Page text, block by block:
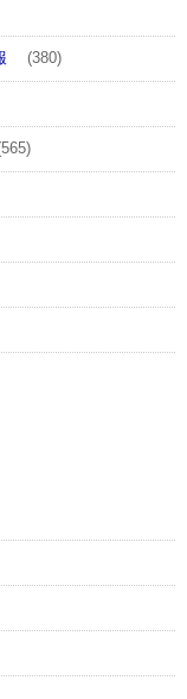
す。記載されている会社
標です。
しよう
(380)